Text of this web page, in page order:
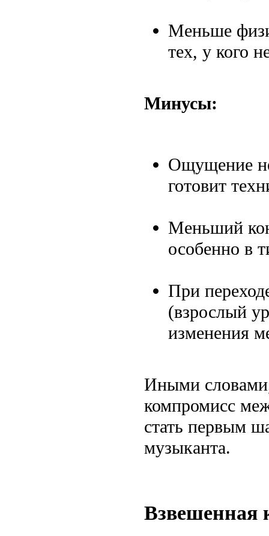
Меньше
тех, у кого
Минусы:
Ощущение
готовит
Меньший
особенно в
При
(взрослый
изменения
Иными
компромисс
стать первым
музыканта.
Взвешенная